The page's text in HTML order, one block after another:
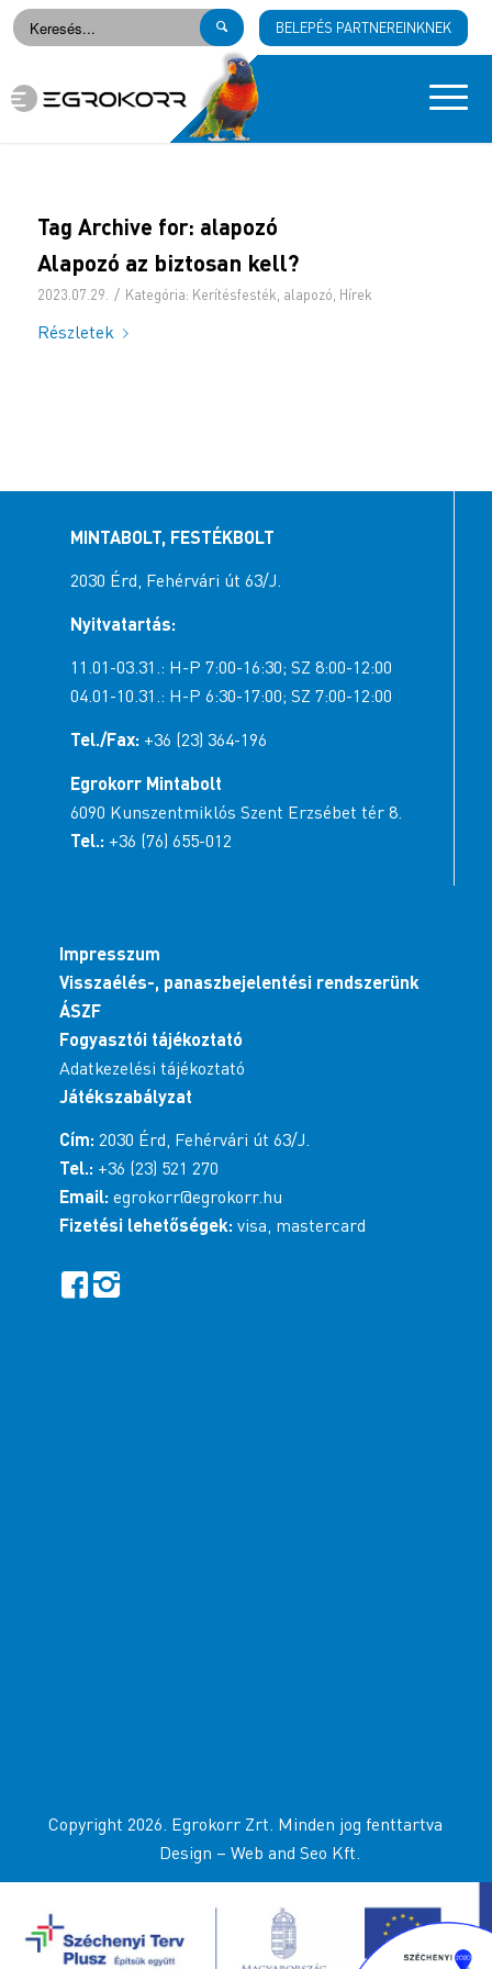
BELEPÉS PARTNEREINKNEK
Tag Archive for: alapozó
Alapozó az biztosan kell?
2023.07.29. / Kategória: Kerítésfesték alapozó Hírek
Részletek
MINTABOLT, FESTÉKBOLT
2030 Érd, Fehérvári út 63/J.
Nyitvatartás:
11.01-03.31.: H-P 7:00-16:30; SZ 8:00-12:00
04.01-10.31.: H-P 6:30-17:00; SZ 7:00-12:00
Tel./Fax: +36 (23) 364-196
Egrokorr Mintabolt
6090 Kunszentmiklós Szent Erzsébet tér 8.
Tel.: +36 (76) 655-012
Impresszum
Visszaélés-, panaszbejelentési rendszerünk
ÁSZF
Fogyasztói tájékoztató
Adatkezelési tájékoztató
Játékszabályzat
Cím: 2030 Érd, Fehérvári út 63/J.
Tel.: +36 (23) 521 270
Email: egrokorr@egrokorr.hu
Fizetési lehetőségek: visa, mastercard
Copyright 2026. Egrokorr Zrt. Minden jog fenttartva
Design – Web and Seo Kft.